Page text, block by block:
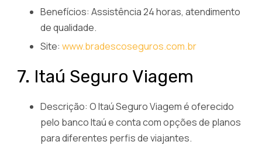
Benefícios: Assistência 24 horas, atendimento
de qualidade.
Site: www.bradescoseguros.com.br
7. Itaú Seguro Viagem
Descrição: O Itaú Seguro Viagem é oferecido
pelo banco Itaú e conta com opções de planos
para diferentes perfis de viajantes.